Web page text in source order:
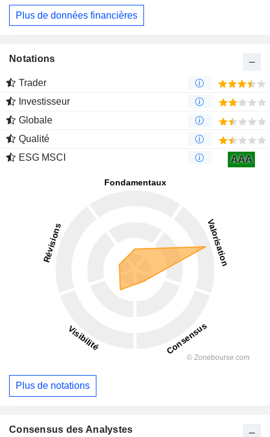
Plus de données financières
Notations
Trader
Investisseur
Globale
Qualité
ESG MSCI
AAA
Plus de notations
Consensus des Analystes